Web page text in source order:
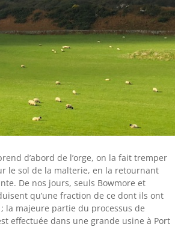
d’abord de l’orge, on la fait tremper
le sol de la malterie, en la retournant
De nos jours, seuls Bowmore et
qu’une fraction de ce dont ils ont
la majeure partie du processus de
effectuée dans une grande usine à Port